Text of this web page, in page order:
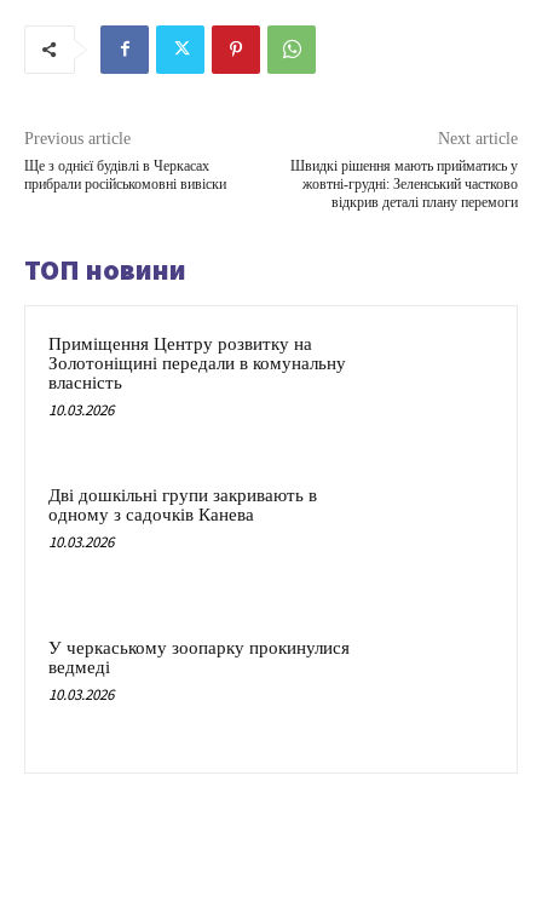
Previous article
Ще з однієї будівлі в Черкасах
прибрали російськомовні вивіски
Next article
Швидкі рішення мають прийматись у
жовтні-грудні: Зеленський частково
відкрив деталі плану перемоги
ТОП новини
Приміщення Центру розвитку на
Золотоніщині передали в комунальну
власність
10.03.2026
Дві дошкільні групи закривають в
одному з садочків Канева
10.03.2026
У черкаському зоопарку прокинулися
ведмеді
10.03.2026